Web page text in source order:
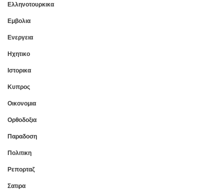
Ελληνοτουρκικα
Εμβολια
Ενεργεια
Ηχητικο
Ιστορικα
Κυπρος
Οικονομια
Ορθοδοξια
Παραδοση
Πολιτικη
Ρεπορταζ
Σατιρα